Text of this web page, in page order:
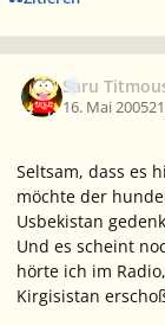
Saru
16. Mai 2005
Seltsam, dass es
möchte der
Usbekistan
Und es scheint
hörte ich im
Kirgisistan